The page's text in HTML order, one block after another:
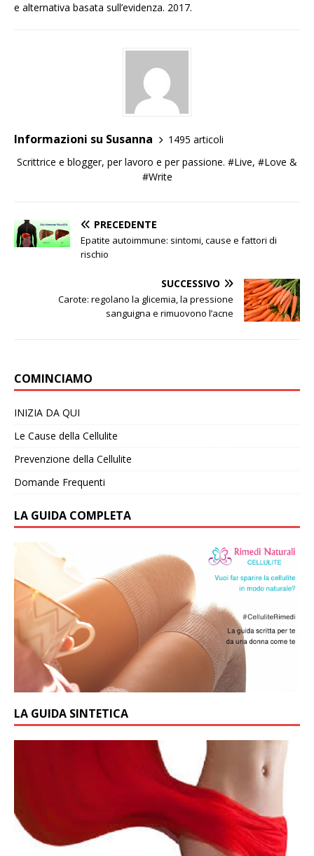
e alternativa basata sull’evidenza. 2017.
Informazioni su Susanna
1495 articoli
Scrittrice e blogger, per lavoro e per passione. #Live, #Love &
#Write
PRECEDENTE
Epatite autoimmune: sintomi, cause e fattori di
rischio
SUCCESSIVO
Carote: regolano la glicemia, la pressione
sanguigna e rimuovono l’acne
COMINCIAMO
INIZIA DA QUI
Le Cause della Cellulite
Prevenzione della Cellulite
Domande Frequenti
LA GUIDA COMPLETA
LA GUIDA SINTETICA